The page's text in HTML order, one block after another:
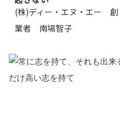
(株)ディー・エヌ・エー 創
業者 南場智子